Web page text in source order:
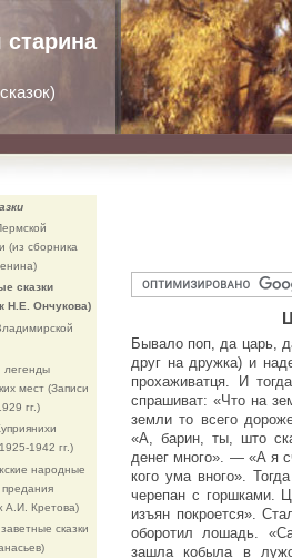
старина
)
Бывало поп, да царь,
друг на дружка) и
прохаживатця. И
спрашиват: «Что на
земли то всего
«А, барин, ты, што
денег много». — «А я
кого ума вного».
черепан с горшками.
изъян покроется».
оборотил лошадь.
зашла кобыла в
(из сборника
сказки
Н.Е. Ончукова)
легенды
мест (Записи
гг.)
1942 гг.)
народные
предания
А.И. Кретова)
сказки